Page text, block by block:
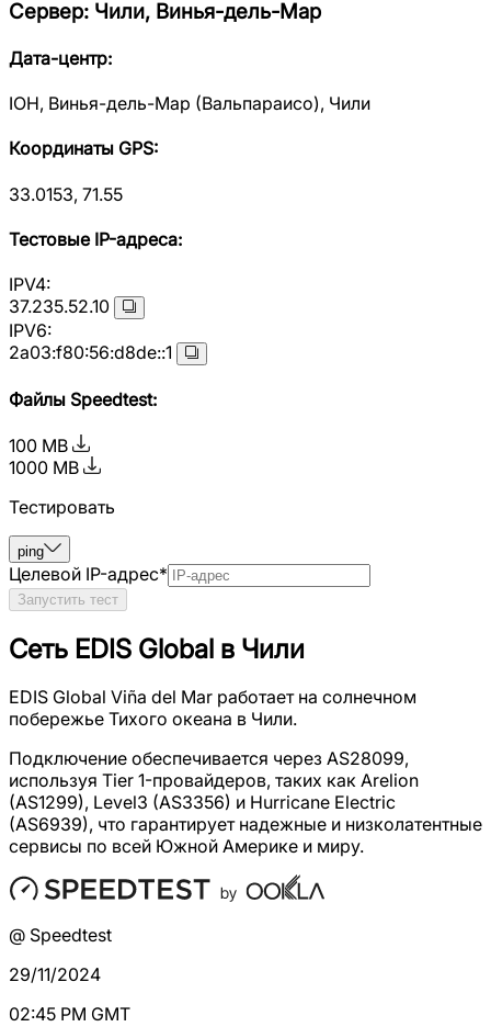
Сервер: Чили, Винья-дель-Мар
Дата-центр:
IOH, Винья-дель-Мар (Вальпараисо), Чили
Координаты GPS:
33.0153, 71.55
Тестовые IP-адреса:
IPV4:
37.235.52.10
IPV6:
2a03:f80:56:d8de::1
Файлы Speedtest:
100 MB
1000 MB
Тестировать
ping
Целевой IP-адрес*
Запустить тест
Сеть EDIS Global в Чили
EDIS Global Viña del Mar работает на солнечном
побережье Тихого океана в Чили.
Подключение обеспечивается через AS28099,
используя Tier 1-провайдеров, таких как Arelion
(AS1299), Level3 (AS3356) и Hurricane Electric
(AS6939), что гарантирует надежные и низколатентные
сервисы по всей Южной Америке и миру.
@ Speedtest
29/11/2024
02:45 PM GMT